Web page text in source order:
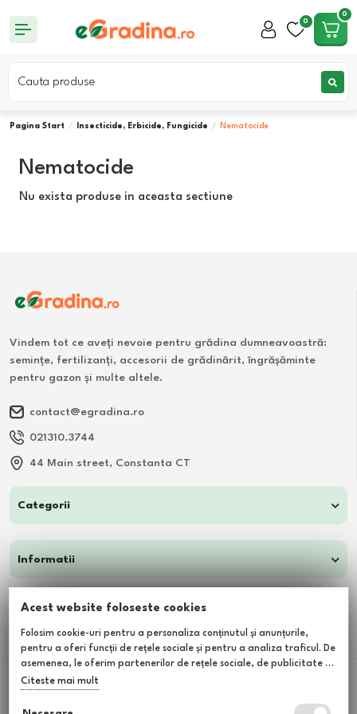
0
0
Pagina Start Insecticide, Erbicide, Fungicide Nematocide
Nematocide
Nu exista produse in aceasta sectiune
Vindem tot ce aveți nevoie pentru grădina dumneavoastră:
semințe, fertilizanți, accesorii de grădinărit, îngrășăminte
pentru gazon și multe altele.
contact@egradina.ro
021310.3744
44 Main street, Constanta CT
Categorii
Informatii
Clienti
Acest website foloseste cookies
Folosim cookie-uri pentru a personaliza conținutul și anunțurile,
pentru a oferi funcții de rețele sociale și pentru a analiza traficul. De
asemenea, le oferim partenerilor de rețele sociale, de publicitate și
de analize informații cu privire la modul în care folosiți site-ul nostru.
în urma folosirii serviciilor lor.
Citeste mai mult